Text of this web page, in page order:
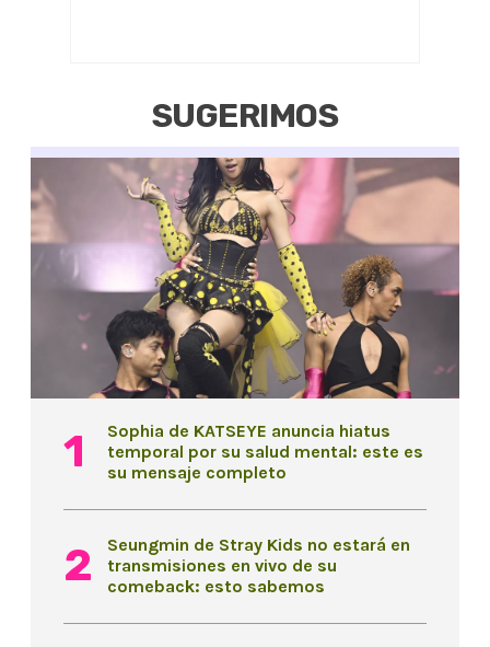
SUGERIMOS
Sophia de KATSEYE anuncia hiatus
temporal por su salud mental: este es
su mensaje completo
Seungmin de Stray Kids no estará en
transmisiones en vivo de su
comeback: esto sabemos